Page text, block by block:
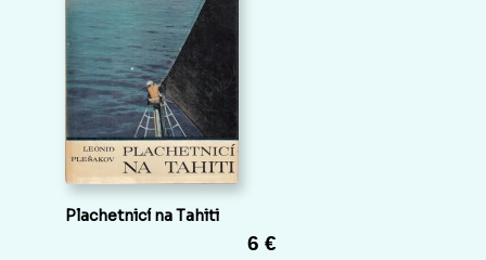
Plachetnicí na Tahiti
6 €